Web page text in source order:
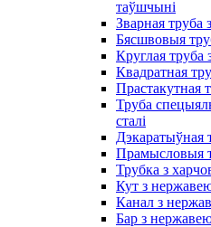
таўшчыні
Зварная труба
Бясшвовыя
Круглая труба
Квадратная
Прастакутная
Труба
сталі
Дэкаратыўная
Прамысловыя
Трубка з
Кут з
Канал з
Бар з